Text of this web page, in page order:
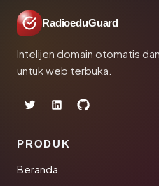
RadioeduGuard
Intelijen domain otomatis
untuk web terbuka.
PRODUK
Beranda